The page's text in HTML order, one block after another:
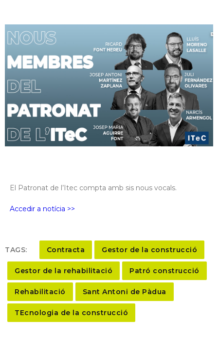
El Patronat de l’Itec compta amb sis nous vocals.
Accedir a notícia >>
TAGS: Contracta Gestor de la construcció
Gestor de la rehabilitació Patró construcció
Rehabilitació Sant Antoni de Pàdua
TEcnologia de la construcció